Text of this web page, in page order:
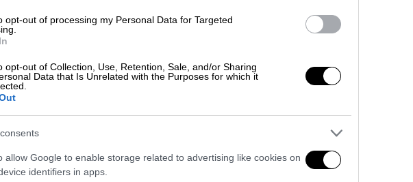
opt-out of processing my Personal Data for Targeted
opt-out of Collection, Use, Retention, Sale, and/or Sharing
Data that Is Unrelated with the Purposes for which it
allow Google to enable storage related to advertising like cookies on
identifiers in apps.
πατίνι παρασύρθηκε από
πολλούς δημόσιους χώρους
«το υλικό έχει εντοπιστεί σε